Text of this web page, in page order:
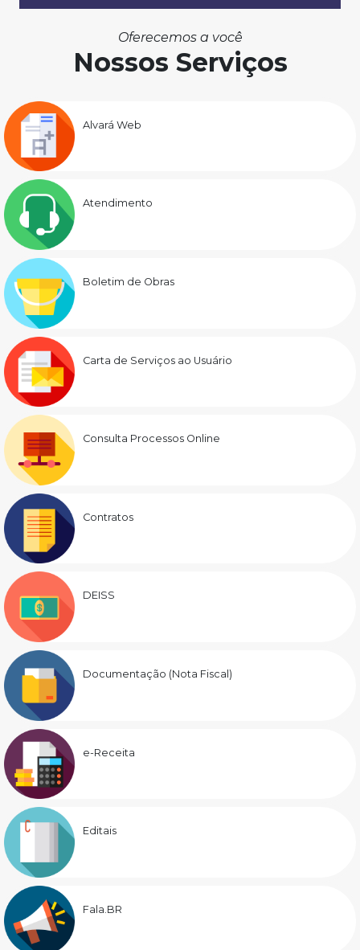
Oferecemos a você
Nossos Serviços
Alvará Web
Atendimento
Boletim de Obras
Carta de Serviços ao Usuário
Consulta Processos Online
Contratos
DEISS
Documentação (Nota Fiscal)
e-Receita
Editais
Fala.BR